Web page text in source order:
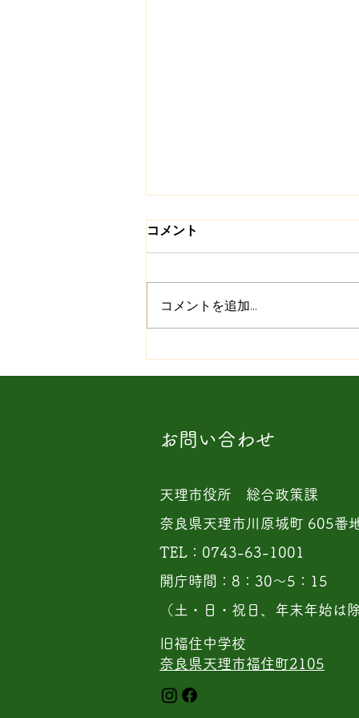
2026/ 3/14
コメント
コメントを追加…
お問い合わせ
天理市役所 総合政策課
奈良県天理市川原城町 605番
TEL：0743-63-1001
開庁時間：8：30〜5：15
（土・日・祝日、年末年始は除
旧福住中学校
奈良県天理市福住町2105